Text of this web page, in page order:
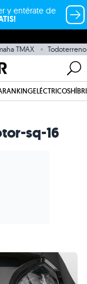
y entérate de
TMAX Todoterreno
RANKINGELÉCTRICOS
sq-16